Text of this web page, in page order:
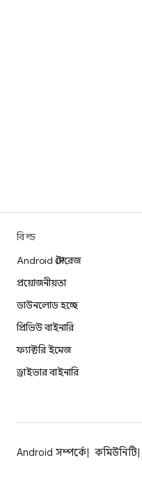
বিল্ড
Android স্টোরেজ
প্রয়োজনীয়তা
ডাউনলোড হচ্ছে
প্রিভিউ বাইনারি
ফ্যাক্টরি ইমেজ
ড্রাইভার বাইনারি
Android সম্পর্কে কমিউনিটি